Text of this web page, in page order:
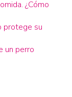
¿Cómo
protege su
un perro